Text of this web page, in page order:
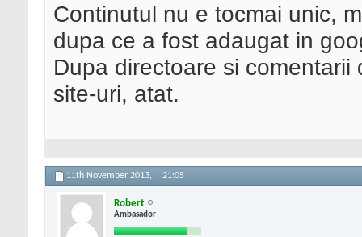
Continutul nu e tocmai unic,
dupa ce a fost adaugat in
Dupa directoare si
site-uri, atat.
11th November 2013, 21:05
Robert
Ambasador